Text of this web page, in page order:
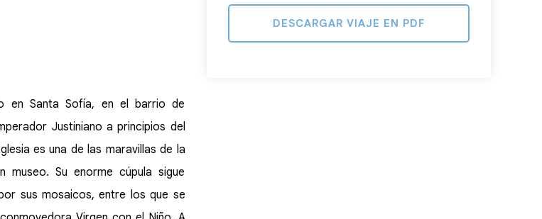
en Santa Sofía, en el barrio de
Justiniano a principios del
es una de las maravillas de la
museo. Su enorme cúpula sigue
sus mosaicos, entre los que se
DESCARGAR VIAJE EN PDF